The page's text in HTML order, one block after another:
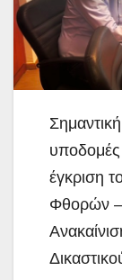
Σημαντική
έγκριση
Φθορών –